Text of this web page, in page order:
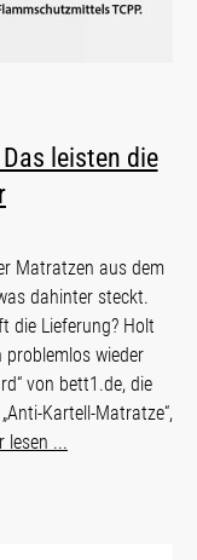
leisten die
Matratzen aus dem
dahinter steckt.
die Lieferung? Holt
wieder
von bett1.de, die
Kartell-Matratze“,
lesen ...